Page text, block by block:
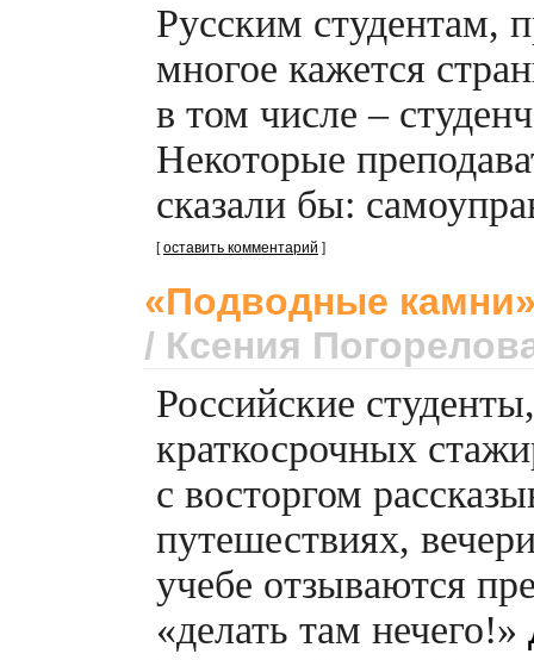
Русским студентам,
многое кажется
в том числе –
Некоторые
сказали бы:
[оставить комментарий ]
«Подводные
/ Ксения
Российские
краткосрочных
с восторгом
путешествиях,
учебе отзываются
«делать там нечего!»